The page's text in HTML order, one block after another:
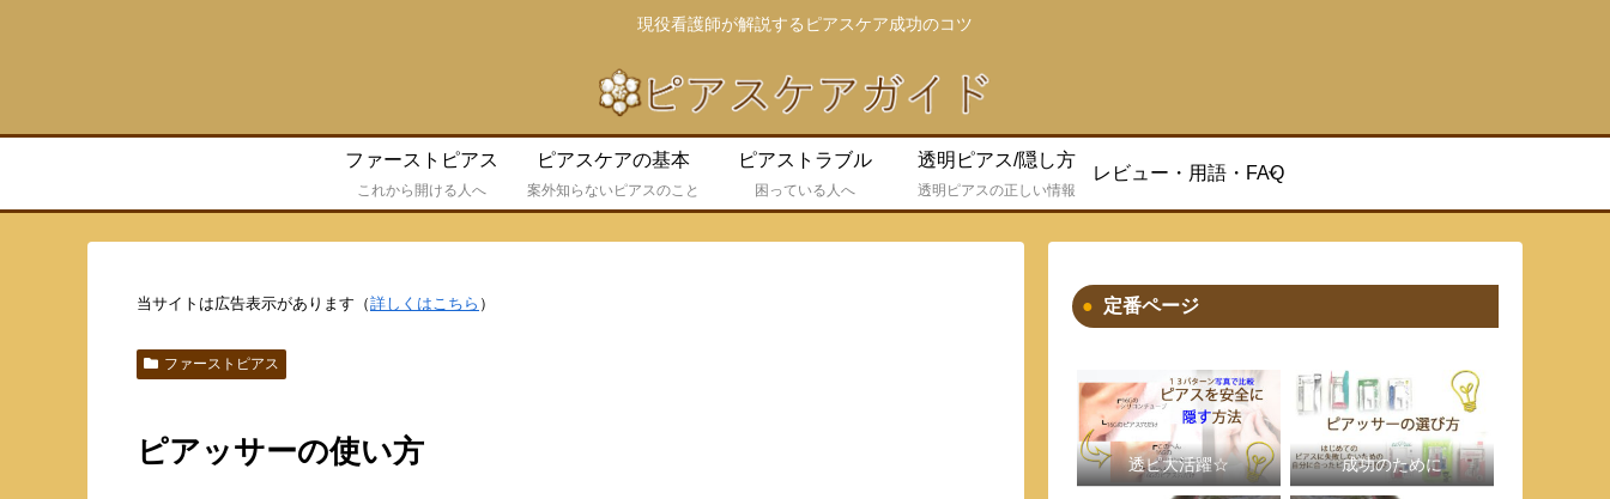
現役看護師が解説するピアスケア成功のコツ
ファーストピアス
これから開ける人へ
ピアスケアの基本
案外知らないピアスのこと
ピアストラブル
困っている人へ
透明ピアス/隠し方
透明ピアスの正しい情報
レビュー・用語・FAQ
当サイトは広告表示があります（詳しくはこちら ）
ファーストピアス
ピアッサーの使い方
定番ページ
透ピ大活躍☆ 成功のために